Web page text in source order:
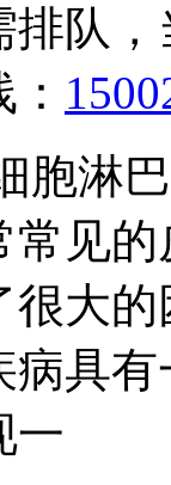
排队
胞淋
常见
大
病具
一